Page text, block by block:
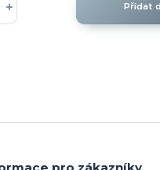
Přidat